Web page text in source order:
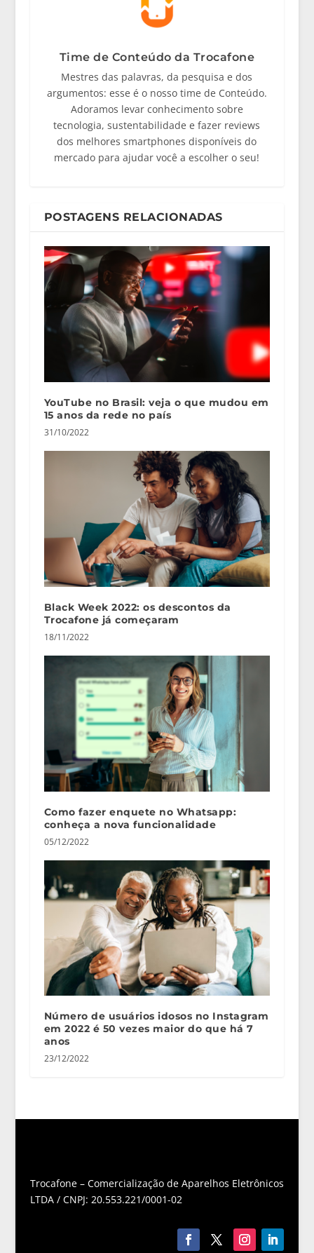
Time de Conteúdo da Trocafone
Mestres das palavras, da pesquisa e dos
argumentos: esse é o nosso time de Conteúdo.
Adoramos levar conhecimento sobre
tecnologia, sustentabilidade e fazer reviews
dos melhores smartphones disponíveis do
mercado para ajudar você a escolher o seu!
POSTAGENS RELACIONADAS
YouTube no Brasil: veja o que mudou em
15 anos da rede no país
31/10/2022
Black Week 2022: os descontos da
Trocafone já começaram
18/11/2022
Como fazer enquete no Whatsapp:
conheça a nova funcionalidade
05/12/2022
Número de usuários idosos no Instagram
em 2022 é 50 vezes maior do que há 7
anos
23/12/2022
Trocafone – Comercialização de Aparelhos Eletrônicos
LTDA / CNPJ: 20.553.221/0001-02